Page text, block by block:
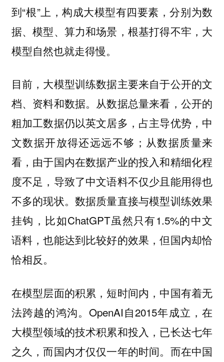
到“根”上，构成大模型有四要素，分别为数
据、模型、算力和场景，根基打得不牢，大
模型自然也就走得慢。
目前，大模型训练数据主要来自于公开的文
档、资料和数据。从数据总量来看，公开的
粗加工数据仍以英文居多，占主导优势，中
文数据开放得还远远不够；从数据质量来
看，由于国内在数据产业的投入和精细化程
度不足，导致了中文语料不仅少且能用得也
不多的现状。数据质量直接与模型训练效果
挂钩，比如ChatGPT虽然只有1.5%的中文
语料，也能达到比较好的效果，但国内却恰
恰相反。
在模型层面的积累，短时间内，中国有着无
法跨越的鸿沟。OpenAI自2015年成立，在
大模型领域的技术积累和投入，已长达七年
之久，而国内才仅仅一年的时间。而在中国